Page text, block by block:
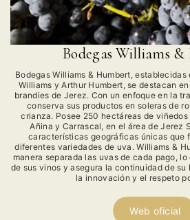
Bodegas Williams
Bodegas Williams & Humbert, establecidas
Williams y Arthur Humbert, se destacan
brandies de Jerez. Con un enfoque en la
conserva sus productos en soleras de
crianza. Posee 250 hectáreas de
Añina y Carrascal, en el área de Jerez
características geográficas únicas que
diferentes variedades de uva. Williams &
manera separada las uvas de cada pago,
de sus vinos y asegura la continuidad de
la innovación y el respeto
Web oficial